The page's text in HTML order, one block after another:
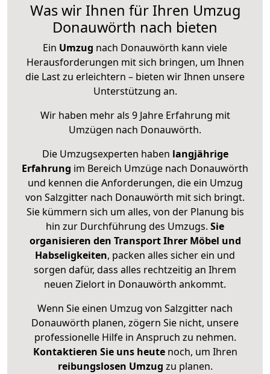
Was wir Ihnen für Ihren Umzug
Donauwörth nach bieten
Ein Umzug nach Donauwörth kann viele
Herausforderungen mit sich bringen, um Ihnen
die Last zu erleichtern – bieten wir Ihnen unsere
Unterstützung an.
Wir haben mehr als 9 Jahre Erfahrung mit
Umzügen nach Donauwörth.
Die Umzugsexperten haben langjährige
Erfahrung im Bereich Umzüge nach Donauwörth
und kennen die Anforderungen, die ein Umzug
von Salzgitter nach Donauwörth mit sich bringt.
Sie kümmern sich um alles, von der Planung bis
hin zur Durchführung des Umzugs. Sie
organisieren den Transport Ihrer Möbel und
Habseligkeiten, packen alles sicher ein und
sorgen dafür, dass alles rechtzeitig an Ihrem
neuen Zielort in Donauwörth ankommt.
Wenn Sie einen Umzug von Salzgitter nach
Donauwörth planen, zögern Sie nicht, unsere
professionelle Hilfe in Anspruch zu nehmen.
Kontaktieren Sie uns heutenoch, um Ihren
reibungslosen Umzug zu planen.